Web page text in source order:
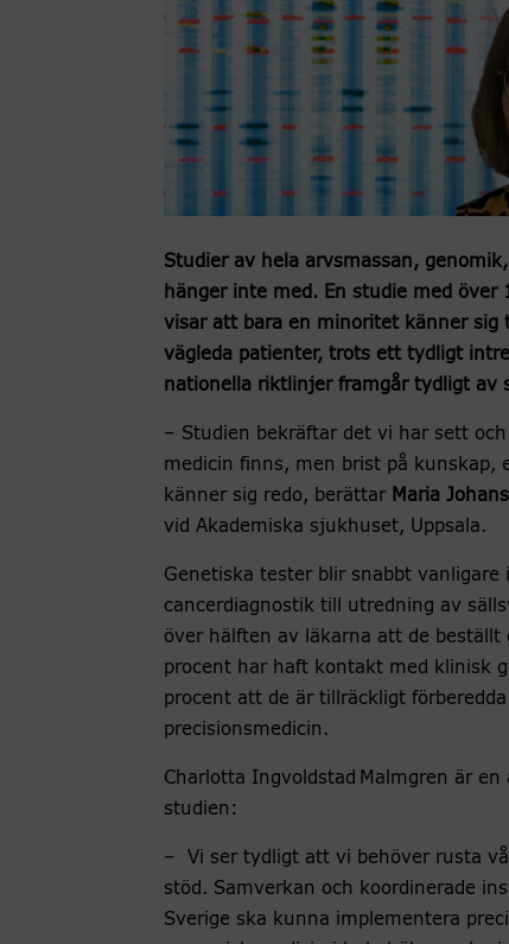
Studier av hela arvsmassan,
hänger inte med. En studie med
visar att bara en minoritet känner sig
vägleda patienter, trots ett tydligt
nationella riktlinjer framgår tydligt av
– Studien bekräftar det vi har sett
medicin finns, men brist på kunskap,
känner sig redo, berättar Maria
vid Akademiska sjukhuset, Uppsala.
Genetiska tester blir snabbt
cancerdiagnostik till utredning av
över hälften av läkarna att de
procent har haft kontakt med klinisk
procent att de är tillräckligt
precisionsmedicin.
Charlotta Ingvoldstad Malmgren är
studien:
– Vi ser tydligt att vi behöver rusta
stöd. Samverkan och koordinerade
Sverige ska kunna implementera